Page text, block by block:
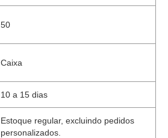
50
Caixa
10 a 15 dias
Estoque regular, excluindo pedidos
personalizados.